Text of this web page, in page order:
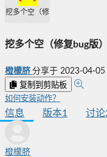
挖多个空（修复bug版）
挖多个空（修复bug版）
橙檬脐分享于 2023-04-05
复制到剪贴板
如何安装动作？
信息 版本1 讨论
橙檬脐